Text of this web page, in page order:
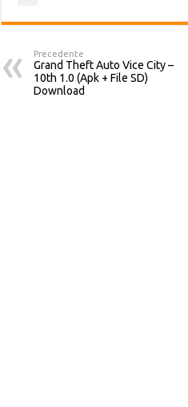
Precedente
Grand Theft Auto Vice City –
10th 1.0 (Apk + File SD)
Download